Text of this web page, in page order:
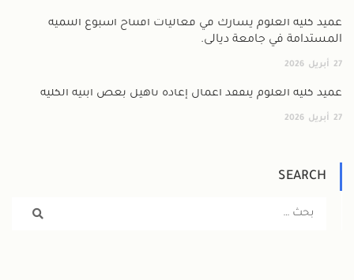
عميد كلية العلوم يشارك في فعاليات افتتاح أسبوع التنمية
المستدامة في جامعة ديالى.
27 أبريل 2026
عميد كلية العلوم يتفقد أعمال إعادة تأهيل بعض أبنية الكلية
27 أبريل 2026
SEARCH